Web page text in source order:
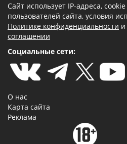
Сайт использует IP-адреса,
пользователей сайта, условия
Политике конфиденциальности и
соглашении
Социальные сети:
О нас
Карта сайта
Реклама